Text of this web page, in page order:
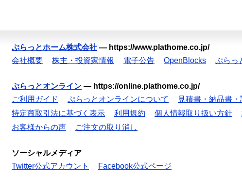
ぷらっとホーム株式会社 — https://www.plathome.co.jp/
会社概要
株主・投資家情報 電子公告 OpenBlocks ぷらっ
ぷらっとオンライン — https://online.plathome.co.jp/
ご利用ガイド
ぷらっとオンラインについて 見積書・納品書
特定商取引法に基づく表示
利用規約 個人情報取り扱い方針
お客様からの声
ご注文の取り消し
ソーシャルメディア
Twitter公式アカウント
Facebook公式ページ